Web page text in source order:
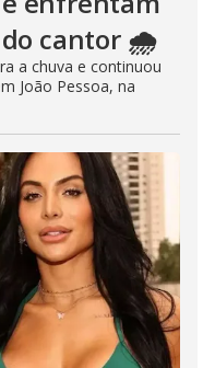
do cantor 🌧️
a chuva e continuou
João Pessoa, na